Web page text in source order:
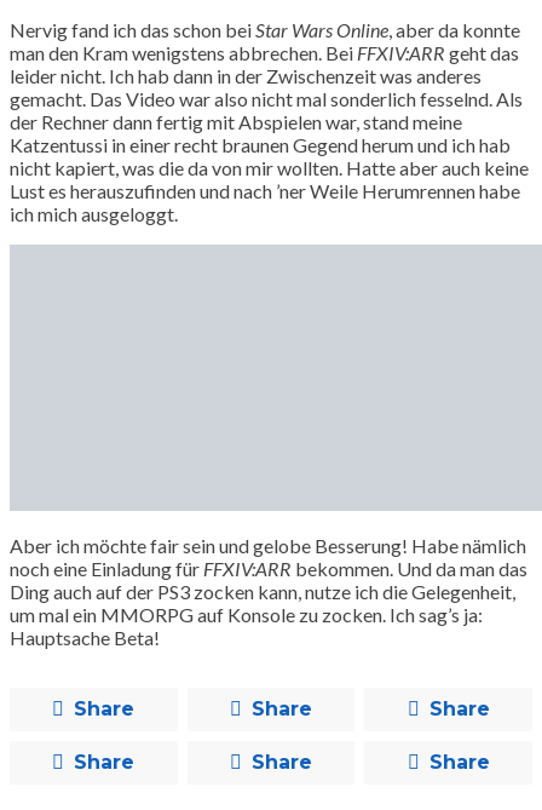
Nervig fand ich das schon bei Star Wars Online , aber da konnte
man den Kram wenigstens abbrechen. Bei FFXIV:ARR geht das
leider nicht. Ich hab dann in der Zwischenzeit was anderes
gemacht. Das Video war also nicht mal sonderlich fesselnd. Als
der Rechner dann fertig mit Abspielen war, stand meine
Katzentussi in einer recht braunen Gegend herum und ich hab
nicht kapiert, was die da von mir wollten. Hatte aber auch keine
Lust es herauszufinden und nach ’ner Weile Herumrennen habe
ich mich ausgeloggt.
Aber ich möchte fair sein und gelobe Besserung! Habe nämlich
noch eine Einladung für FFXIV:ARR bekommen. Und da man das
Ding auch auf der PS3 zocken kann, nutze ich die Gelegenheit,
um mal ein MMORPG auf Konsole zu zocken. Ich sag’s ja:
Hauptsache Beta!
Share Share Share
Share Share Share